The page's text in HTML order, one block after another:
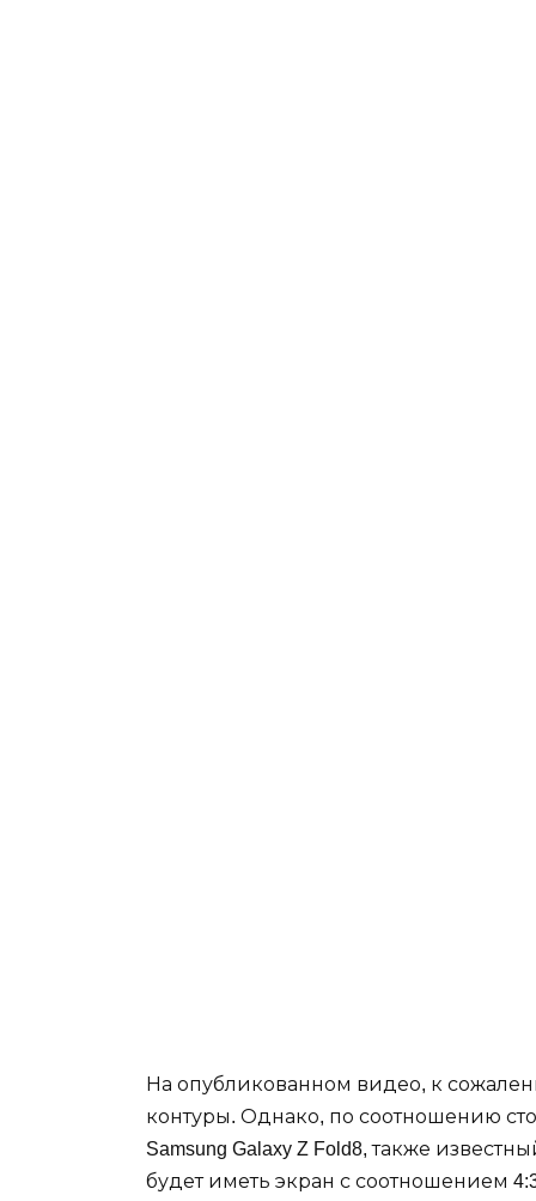
На опубликованном видео, к
контуры. Однако, по соотношению
Samsung Galaxy Z Fold8, также
будет иметь экран с соотношением